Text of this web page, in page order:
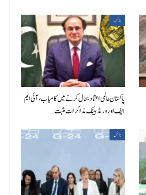
بزنس
پاکستان عالمی اعتماد بحال کرنے میں کامیاب، آئی ایم
ایف اور ورلڈ بینک مذاکرات مثبت…
بزنس